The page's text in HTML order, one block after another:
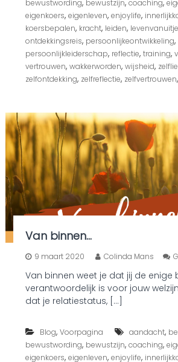
bewustwording, bewustzijn, coaching,
eigenkoers, eigenleven, enjoylife,
koersbepalen, kracht, leiden,
ontdekkingsreis, persoonlijkeontwikkeling,
persoonlijkleiderschap, reflectie, training,
vertrouwen, wakkerworden, wijsheid,
zelfontdekking, zelfreflectie, zelfvertrouwen,
Van binnen…
9 maart 2020 Colinda Mans
Van binnen weet je dat jij de enige
verantwoordelijk is voor jouw
dat je relatiestatus, […]
Blog, Voorpagina aandacht,
bewustwording, bewustzijn, coaching,
eigenkoers, eigenleven, enjoylife,